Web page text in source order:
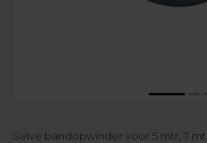
Selve bandopwinder voor 5 mtr, 7